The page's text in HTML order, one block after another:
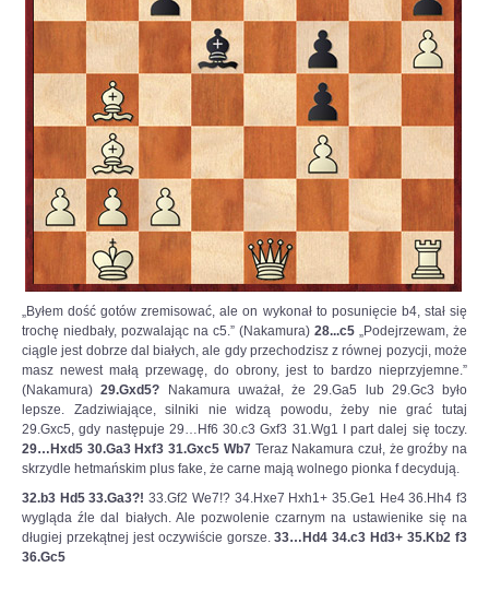
bój,
jeden.
szachownicy
czeka
nas
wojna
powiedział
wywiadzie
dla
Interia.pl
szachista.
Czytaj
więcej
na
https://sport.interia.pl/szachy/news-
krzysztof-
duda-
dla-
interia-
„Byłem dość gotów zremisować, ale on wykonał to posunięcie b4, stał się
trochę niedbały, pozwalając na c5.” (Nakamura) 28...c5
„Podejrzewam, że
ciągle jest dobrze dal białych, ale gdy przechodzisz z równej pozycji, może
masz newest małą przewagę, do obrony, jest to bardzo nieprzyjemne.”
(Nakamura)29.Gxd5?
Nakamura uważał, że 29.Ga5 lub 29.Gc3 było
lepsze. Zadziwiające, silniki nie widzą powodu, żeby nie grać tutaj
29.Gxc5, gdy następuje 29…Hf6 30.c3 Gxf3 31.Wg1 I part dalej się toczy.
29…Hxd5 30.Ga3 Hxf3 31.Gxc5 Wb7 Teraz Nakamura czuł, że groźby na
skrzydle hetmańskim plus fake, że carne mają wolnego pionka f decydują.
32.b3 Hd5 33.Ga3?!33.Gf2 We7!? 34.Hxe7 Hxh1+ 35.Ge1 He4 36.Hh4 f3
wygląda źle dal białych. Ale pozwolenie czarnym na ustawienike się na
długiej przekątnej jest oczywiście gorsze.33…Hd4 34.c3 Hd3+ 35.Kb2 f3
36.Gc5